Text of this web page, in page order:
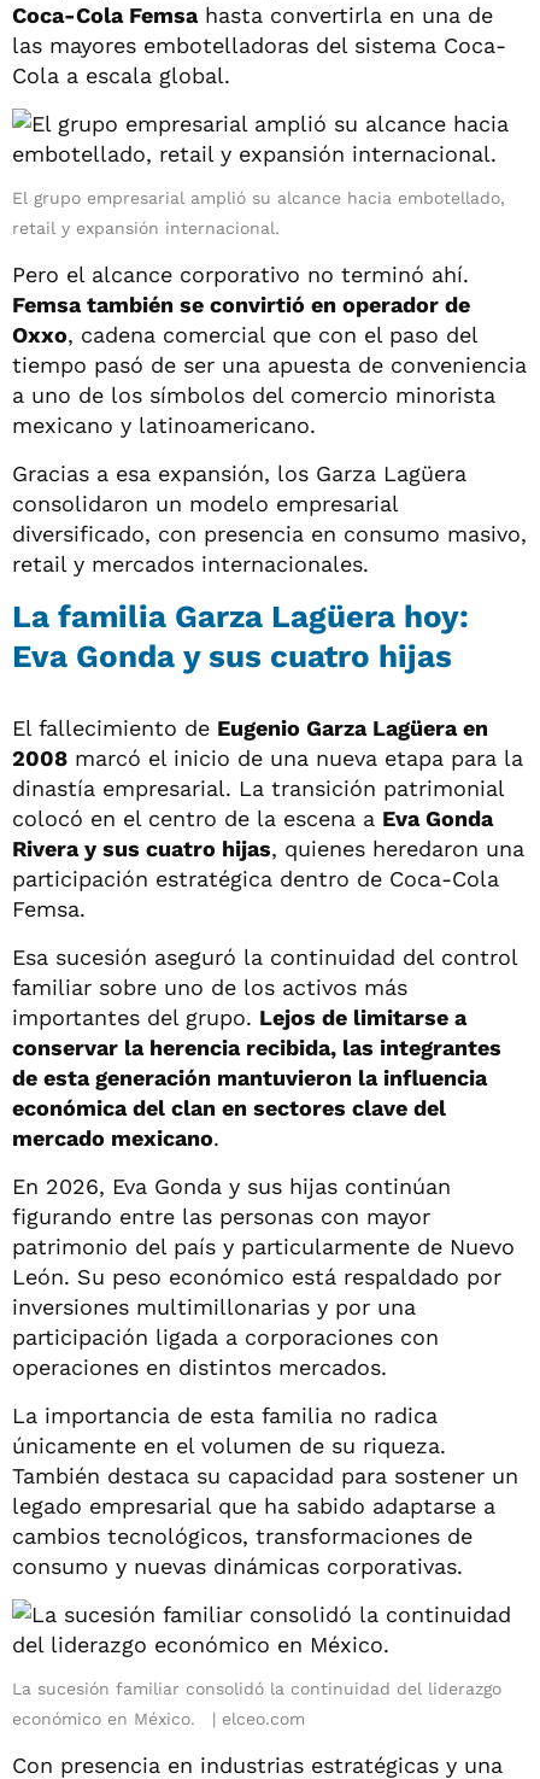
Coca-Cola Femsahasta convertirla en una de
las mayores embotelladoras del sistema Coca-
Cola a escala global.
El grupo empresarial amplió su alcance hacia embotellado,
retail y expansión internacional.
Pero el alcance corporativo no terminó ahí.
Femsa también se convirtió en operador de
Oxxo, cadena comercial que con el paso del
tiempo pasó de ser una apuesta de conveniencia
a uno de los símbolos del comercio minorista
mexicano y latinoamericano.
Gracias a esa expansión, los Garza Lagüera
consolidaron un modelo empresarial
diversificado, con presencia en consumo masivo,
retail y mercados internacionales.
La familia Garza Lagüera hoy:
Eva Gonda y sus cuatro hijas
El fallecimiento de Eugenio Garza Lagüera en
2008 marcó el inicio de una nueva etapa para la
dinastía empresarial. La transición patrimonial
colocó en el centro de la escena a Eva Gonda
Rivera y sus cuatro hijas, quienes heredaron una
participación estratégica dentro de Coca-Cola
Femsa.
Esa sucesión aseguró la continuidad del control
familiar sobre uno de los activos más
importantes del grupo. Lejos de limitarse a
conservar la herencia recibida, las integrantes
de esta generación mantuvieron la influencia
económica del clan en sectores clave del
mercado mexicano.
En 2026, Eva Gonda y sus hijas continúan
figurando entre las personas con mayor
patrimonio del país y particularmente de Nuevo
León. Su peso económico está respaldado por
inversiones multimillonarias y por una
participación ligada a corporaciones con
operaciones en distintos mercados.
La importancia de esta familia no radica
únicamente en el volumen de su riqueza.
También destaca su capacidad para sostener un
legado empresarial que ha sabido adaptarse a
cambios tecnológicos, transformaciones de
consumo y nuevas dinámicas corporativas.
La sucesión familiar consolidó la continuidad del liderazgo
económico en México.
elceo.com
Con presencia en industrias estratégicas y una